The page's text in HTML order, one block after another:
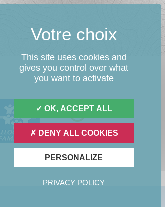
This site uses cookies and
gives you control over what
you want to activate
OK, ACCEPT ALL
DENY ALL COOKIES
PERSONALIZE
PRIVACY POLICY